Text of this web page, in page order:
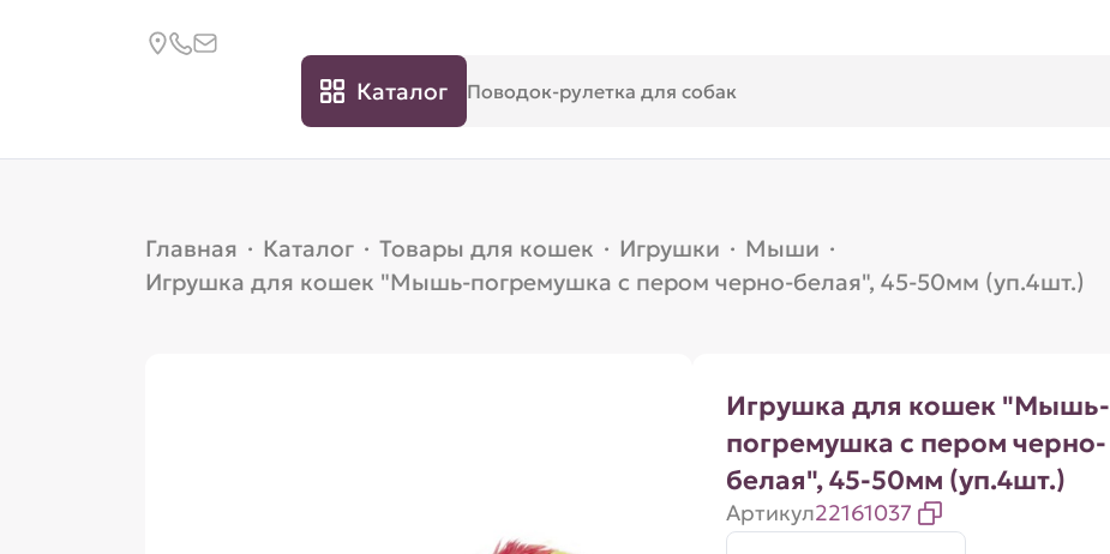
Каталог
Главная · Каталог · Товары для кошек · Игрушки · Мыши ·
Игрушка для кошек "Мышь-погремушка с пером черно-белая", 45-50мм (уп.4шт.)
Игрушка для кошек "Мышь-
погремушка с пером черно-
белая", 45-50мм (уп.4шт.)
Артикул22161037